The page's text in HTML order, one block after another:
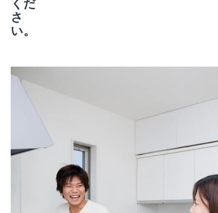
くだ
さ
い。